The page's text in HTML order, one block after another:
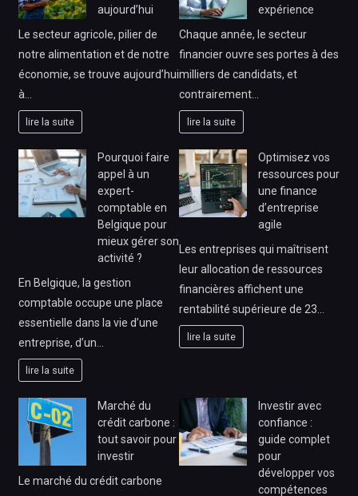
aujourd’hui
Le secteur agricole, pilier de
notre alimentation et de notre
économie, se trouve aujourd’hui
à…
lire la suite
expérience
Chaque année, le secteur
financier ouvre ses portes à des
milliers de candidats, et
contrairement…
lire la suite
Pourquoi faire
appel à un
expert-
comptable en
Belgique pour
mieux gérer son
activité ?
En Belgique, la gestion
comptable occupe une place
essentielle dans la vie d’une
entreprise, d’un…
lire la suite
Optimisez vos
ressources pour
une finance
d’entreprise
agile
Les entreprises qui maîtrisent
leur allocation de ressources
financières affichent une
rentabilité supérieure de 23…
lire la suite
Marché du
crédit carbone :
tout savoir pour
investir
Le marché du crédit carbone
Investir avec
confiance :
guide complet
pour
développer vos
compétences